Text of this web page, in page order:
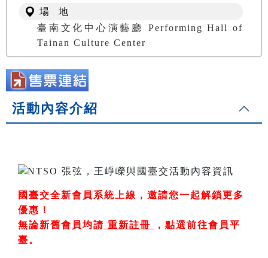
場 地
臺南文化中心演藝廳 Performing Hall of
Tainan Culture Center
活動內容介紹
國臺交全新會員系統上線，邀請您一起解鎖更多
優惠！
無論新舊會員均請 重新註冊 ， 點選前往會員平
臺。